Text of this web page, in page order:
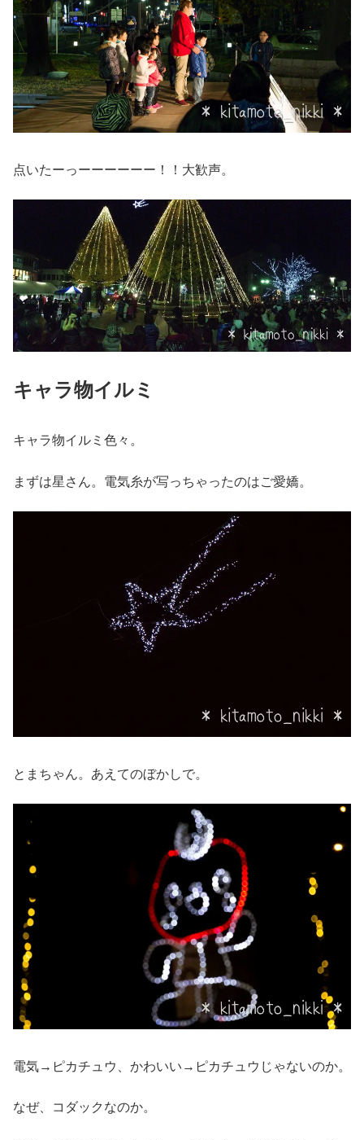
点いたーっーーーーーー！！大歓声。
キャラ物イルミ
キャラ物イルミ色々。
まずは星さん。電気糸が写っちゃったのはご愛嬌。
とまちゃん。あえてのぼかしで。
電気→ピカチュウ、かわいい→ピカチュウじゃないのか。
なぜ、コダックなのか。